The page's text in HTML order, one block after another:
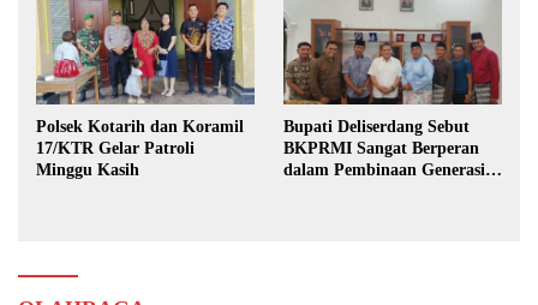
Polsek Kotarih dan Koramil
17/KTR Gelar Patroli
Minggu Kasih
Bupati Deliserdang Sebut
BKPRMI Sangat Berperan
dalam Pembinaan Generasi